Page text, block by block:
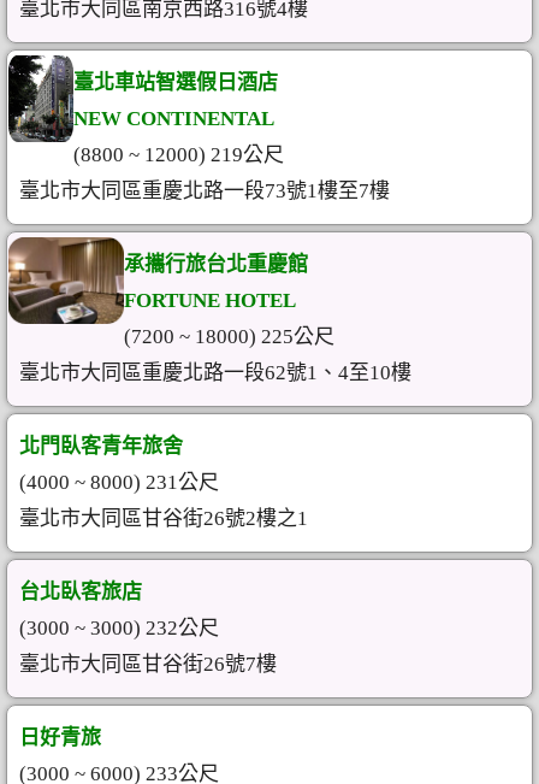
臺北市大同區南京西路316號4樓
臺北車站智選假日酒店
NEW CONTINENTAL
(8800 ~ 12000) 219公尺
臺北市大同區重慶北路一段73號1樓至7樓
承攜行旅台北重慶館
FORTUNE HOTEL
(7200 ~ 18000) 225公尺
臺北市大同區重慶北路一段62號1、4至10樓
北門臥客青年旅舍
(4000 ~ 8000) 231公尺
臺北市大同區甘谷街26號2樓之1
台北臥客旅店
(3000 ~ 3000) 232公尺
臺北市大同區甘谷街26號7樓
日好青旅
(3000 ~ 6000) 233公尺